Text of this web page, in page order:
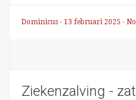
Dominicus - 13 februari 2025 -
Ziekenzalving -